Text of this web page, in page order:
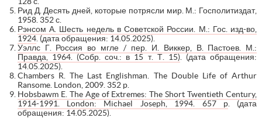
Рид Д. Десять дней, которые потрясли мир. М.: Госполитиздат,
1958. 352 с.
Рэнсом А. Шесть недель в Советской России. М.: Гос. изд-во,
1924. (дата обращения: 14.05.2025).
Уэллс Г. Россия во мгле / пер. И. Виккер, В. Пастоев. М.:
Правда, 1964. (Собр. соч.: в 15 т. Т. 15). (дата обращения:
14.05.2025).
Chambers R. The Last Englishman. The Double Life of Arthur
Ransome. London, 2009. 352 p.
Hobsbawm E. The Age of Extremes: The Short Twentieth Century,
1914-1991. London: Michael Joseph, 1994. 657 p. (дата
обращения: 14.05.2025).